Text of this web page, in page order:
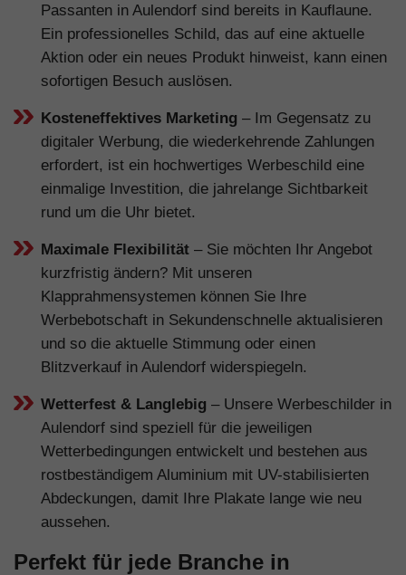
Passanten in Aulendorf sind bereits in Kauflaune.
Ein professionelles Schild, das auf eine aktuelle
Aktion oder ein neues Produkt hinweist, kann einen
sofortigen Besuch auslösen.
Kosteneffektives Marketing – Im Gegensatz zu
digitaler Werbung, die wiederkehrende Zahlungen
erfordert, ist ein hochwertiges Werbeschild eine
einmalige Investition, die jahrelange Sichtbarkeit
rund um die Uhr bietet.
Maximale Flexibilität – Sie möchten Ihr Angebot
kurzfristig ändern? Mit unseren
Klapprahmensystemen können Sie Ihre
Werbebotschaft in Sekundenschnelle aktualisieren
und so die aktuelle Stimmung oder einen
Blitzverkauf in Aulendorf widerspiegeln.
Wetterfest & Langlebig – Unsere Werbeschilder in
Aulendorf sind speziell für die jeweiligen
Wetterbedingungen entwickelt und bestehen aus
rostbeständigem Aluminium mit UV-stabilisierten
Abdeckungen, damit Ihre Plakate lange wie neu
aussehen.
Perfekt für jede Branche in